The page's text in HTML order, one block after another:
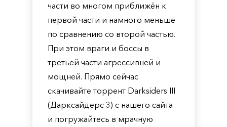
части во многом приближён к
первой части и намного меньше
по сравнению со второй частью.
При этом враги и боссы в
третьей части агрессивней и
мощней. Прямо сейчас
скачивайте торрент Darksiders III
(Дарксайдерс 3) с нашего сайта
и погружайтесь в мрачную